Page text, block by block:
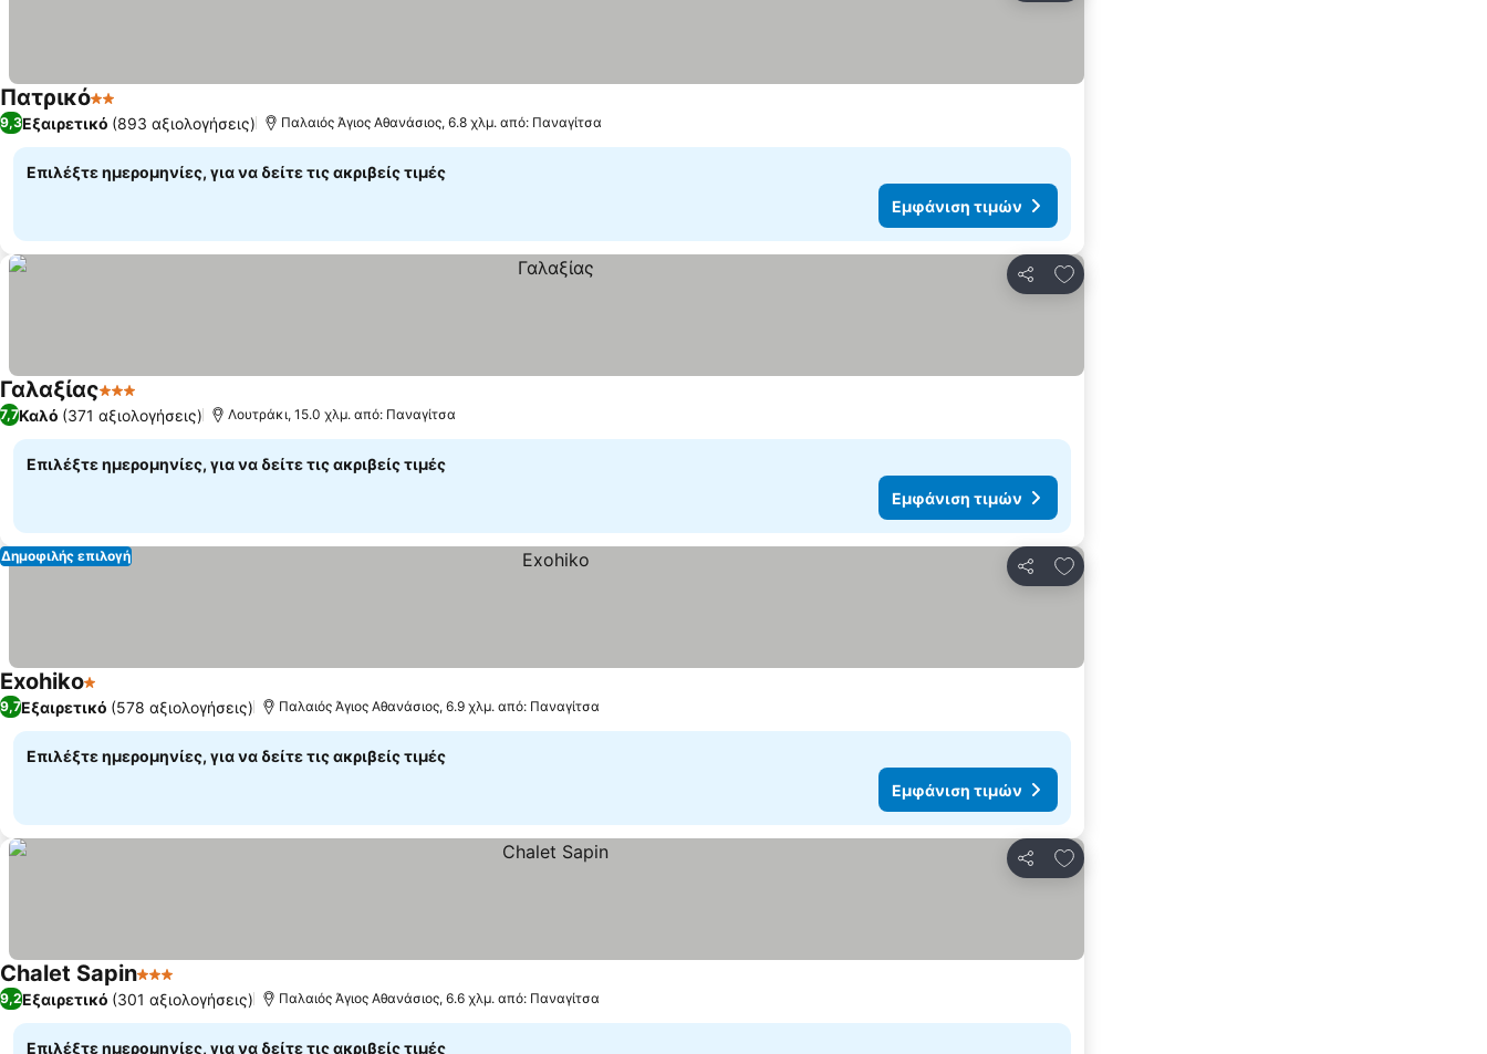
Πατρικό2 Αστέρια
9,3Εξαιρετικό (893 αξιολογήσεις) Παλαιός Άγιος Αθανάσιος, 6.8 χλμ. από: Παναγίτσα
Επιλέξτε ημερομηνίες, για να δείτε τις ακριβείς τιμές
Εμφάνιση τιμών
Κοινοποίηση
Προσθήκη στα αγαπημένα
Γαλαξίας3 ΑστέριαΕμφάνιση τιμών
7,7Καλό (371 αξιολογήσεις) Λουτράκι, 15.0 χλμ. από: Παναγίτσα
Επιλέξτε ημερομηνίες, για να δείτε τις ακριβείς τιμές
Εμφάνιση τιμών
Κοινοποίηση
Προσθήκη στα αγαπημένα
Δημοφιλής επιλογή
Exohiko1 Αστέρια
9,7Εξαιρετικό (578 αξιολογήσεις) Παλαιός Άγιος Αθανάσιος, 6.9 χλμ. από: Παναγίτσα
Επιλέξτε ημερομηνίες, για να δείτε τις ακριβείς τιμές
Εμφάνιση τιμών
Κοινοποίηση
Προσθήκη στα αγαπημένα
Chalet Sapin3 ΑστέριαΕμφάνιση τιμών
9,2Εξαιρετικό (301 αξιολογήσεις) Παλαιός Άγιος Αθανάσιος, 6.6 χλμ. από: Παναγίτσα
Επιλέξτε ημερομηνίες, για να δείτε τις ακριβείς τιμές